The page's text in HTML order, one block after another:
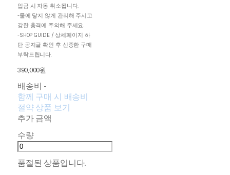
입금 시 자동 취소됩니다.
-물에 닿지 않게 관리해 주시고
강한 충격에 주의해 주세요.
-SHOP GUIDE / 상세페이지 하
단 공지글 확인 후 신중한 구매
부탁드립니다.
390,000원
배송비 -
함께 구매 시 배송비
절약 상품 보기
추가 금액
수량
품절된 상품입니다.